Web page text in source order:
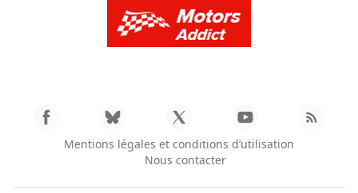
Mentions légales et conditions d’utilisation
Nous contacter